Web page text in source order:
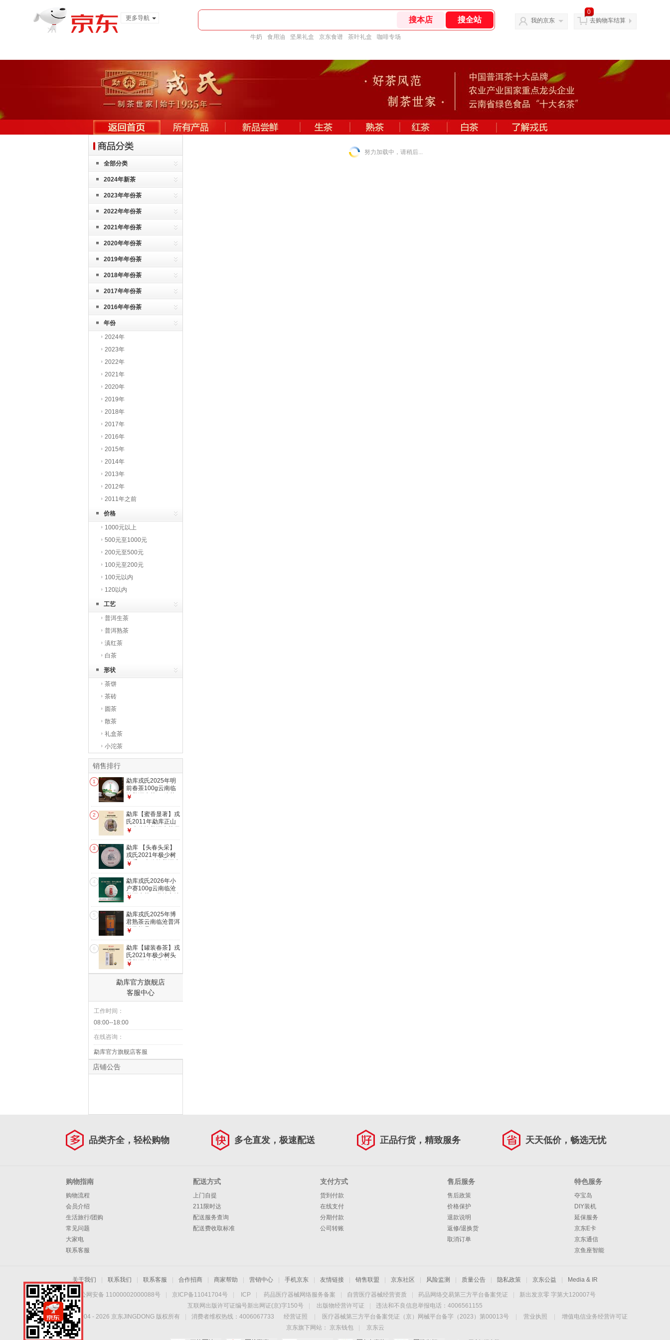
更多导航
牛奶 食用油 坚果礼盒 京东食谱 茶叶礼盒 咖啡专场
我的京东
0
去购物车结算
全部分类
2024年新茶
2023年年份茶
2022年年份茶
2021年年份茶
2020年年份茶
2019年年份茶
2018年年份茶
2017年年份茶
2016年年份茶
年份
2024年
2023年
2022年
2021年
2020年
2019年
2018年
2017年
2016年
2015年
2014年
2013年
2012年
2011年之前
价格
1000元以上
500元至1000元
200元至500元
100元至200元
100元以内
120以内
工艺
普洱生茶
普洱熟茶
滇红茶
白茶
形状
茶饼
茶砖
圆茶
散茶
礼盒茶
小沱茶
销售排行
1
勐库戎氏2025年明
前春茶100g云南临
沧普洱生茶 口粮茶
￥
2
勐库【蜜香显著】戎
氏2011年勐库正山
云南临沧普洱生茶饼
￥
3
勐库 【头春头采】
戎氏2021年极少树
头采云南临沧普洱生
￥
4
勐库戎氏2026年小
户赛100g云南临沧
普洱生茶一类核心地
500g拍5发6到手6
片
￥
5
勐库戎氏2025年博
君熟茶云南临沧普洱
罐装礼品100克
￥
6
勐库【罐装春茶】戎
氏2021年极少树头
采普洱 生茶小饼
￥
勐库官方旗舰店
客服中心
工作时间：
08:00--18:00
在线咨询：
勐库官方旗舰店客服
店铺公告
努力加载中，请稍后...
品类齐全，轻松购物 多仓直发，极速配送 正品行货，精致服务 天天低价，畅选无忧
购物指南
购物流程
会员介绍
生活旅行/团购
常见问题
大家电
联系客服
配送方式
上门自提
211限时达
配送服务查询
配送费收取标准
支付方式
货到付款
在线支付
分期付款
公司转账
售后服务
售后政策
价格保护
退款说明
返修/退换货
取消订单
特色服务
夺宝岛
DIY装机
延保服务
京东E卡
京东通信
京鱼座智能
关于我们 联系我们 联系客服 合作招商 商家帮助 营销中心 手机京东 友情链接 销售联盟 京东社区 风险监测 质量公告 隐私政策 京东公益 Media & IR
京公网安备 11000002000088号 京ICP备11041704号 ICP 药品医疗器械网络服务备案 自营医疗器械经营资质 药品网络交易第三方平台备案凭证
新出发京零 字第大120007号
互联网出版许可证编号新出网证(京)字150号
出版物经营许可证
违法和不良信息举报电话：4006561155
Copyright © 2004 - 2026 京东JINGDONG 版权所有 消费者维权热线：4006067733 经营证照 医疗器械第三方平台备案凭证（京）网械平台备字（2023）第00013号 营业执照
增值电信业务经营许可证
京东旗下网站：
京东钱包
京东云
手机扫一扫，劲爆优